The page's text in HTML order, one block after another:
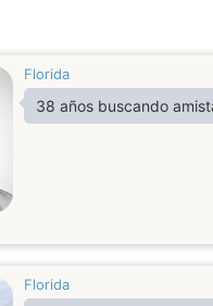
Florida
38 años buscando
Florida